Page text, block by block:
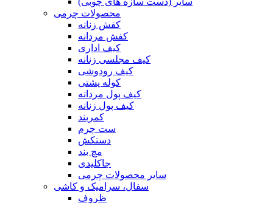
محصولات چرمی
کفش زنانه
کفش مردانه
کیف اداری
کیف مجلسی زنانه
کیف رودوشی
کوله پشتی
کیف پول مردانه
کیف پول زنانه
کمربند
ست چرم
دستکش
مچ بند
جاکلیدی
سایر محصولات چرمی
سفال، سرامیک و کاشی
ظروف